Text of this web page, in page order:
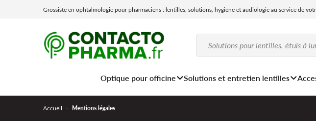
Grossiste en ophtalmologie pour pharmaciens : lentilles, solutions, hygiène et audiologie au service de
Optique pour officine Solutions et entretien lentilles
Accueil Mentions légales